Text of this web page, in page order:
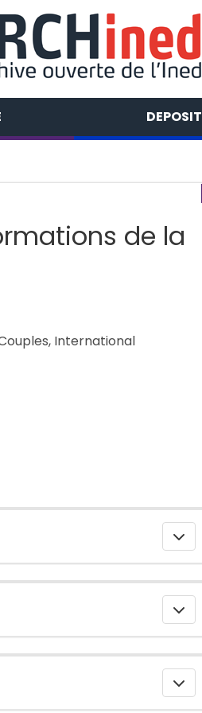
DEPOSIT
de la
International